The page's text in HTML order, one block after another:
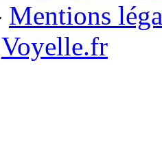
Mentions
Voyelle.fr